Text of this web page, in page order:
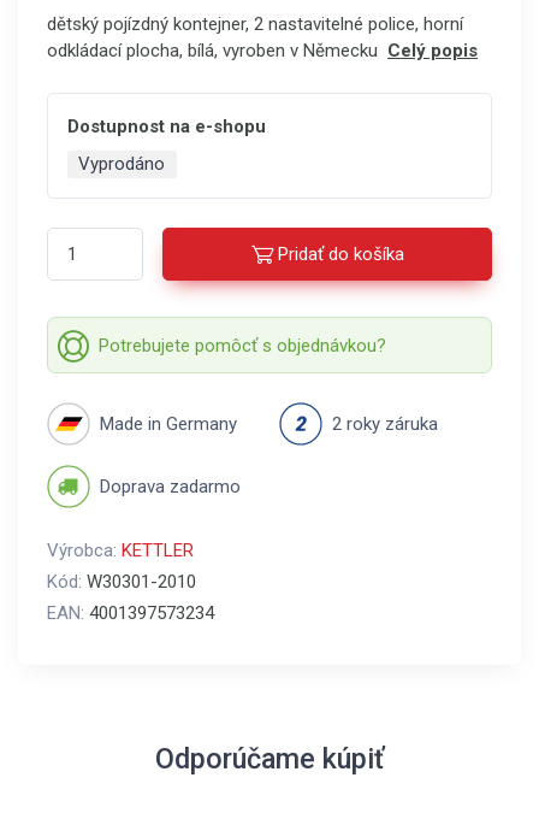
dětský pojízdný kontejner, 2 nastavitelné police, horní
odkládací plocha, bílá, vyroben v Německu Celý popis
Dostupnost na e-shopu
Vyprodáno
Pridať do košíka
Potrebujete pomôcť s objednávkou?
Made in Germany 2 roky záruka
Doprava zadarmo
Výrobca: KETTLER
Kód: W30301-2010
EAN: 4001397573234
Odporúčame kúpiť